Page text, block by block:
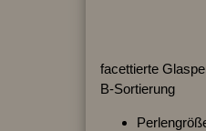
facettierte
B-Sortierung